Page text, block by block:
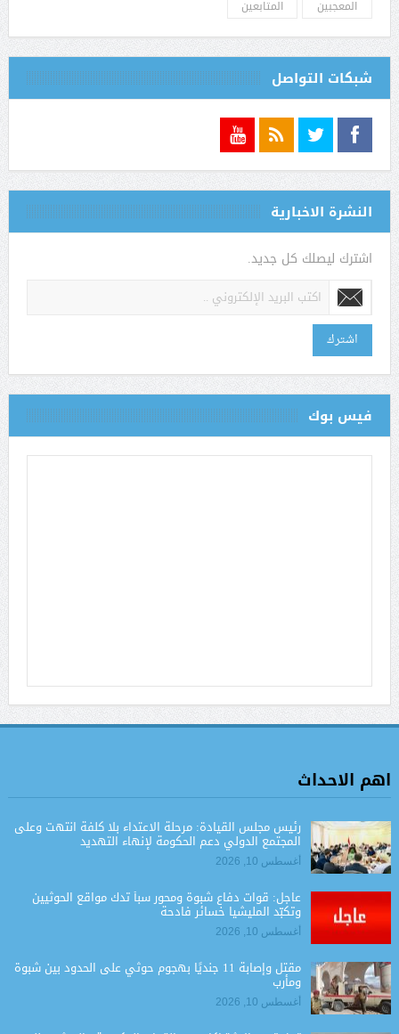
شبكات التواصل
النشرة الاخبارية
اشترك ليصلك كل جديد.
اشترك
فيس بوك
اهم الاحداث
رئيس مجلس القيادة: مرحلة الاعتداء بلا كلفة انتهت وعلى
المجتمع الدولي دعم الحكومة لإنهاء التهديد
أغسطس 10, 2026
عاجل: قوات دفاع شبوة ومحور سبأ تدك مواقع الحوثيين
وتكبّد المليشيا خسائر فادحة
أغسطس 10, 2026
مقتل وإصابة 11 جنديًا بهجوم حوثي على الحدود بين شبوة
ومأرب
أغسطس 10, 2026
تعز: تجدد الاشتباكات بين القوات الحكومية والحوثيين لليوم